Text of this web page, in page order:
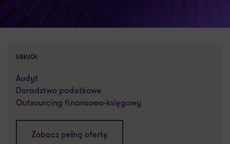
USŁUGI
Audyt
Doradztwo podatkowe
Outsourcing finansowo-księgowy
Zobacz pełną ofertę